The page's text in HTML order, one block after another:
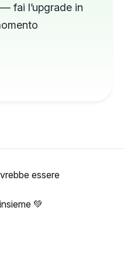
fai l’upgrade in
essere
💚